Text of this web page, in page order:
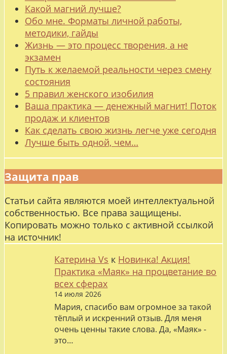
Какой магний лучше?
Обо мне. Форматы личной работы,
методики, гайды
Жизнь — это процесс творения, а не
экзамен
Путь к желаемой реальности через смену
состояния
5 правил женского изобилия
Ваша практика — денежный магнит! Поток
продаж и клиентов
Как сделать свою жизнь легче уже сегодня
Лучше быть одной, чем…
Защита прав
Статьи сайта являются моей интеллектуальной
собственностью. Все права защищены.
Копировать можно только с активной ссылкой
на источник!
Катерина Vs к Новинка! Акция!
Практика «Маяк» на процветание во
всех сферах
14 июля 2026
Мария, спасибо вам огромное за такой
тёплый и искренний отзыв. Для меня
очень ценны такие слова. Да, «Маяк» -
это…